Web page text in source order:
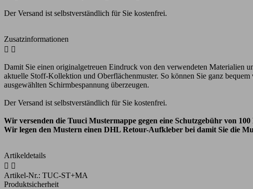
Der Versand ist selbstverständlich für Sie kostenfrei.
Zusatzinformationen
 
Damit Sie einen originalgetreuen Eindruck von den verwendeten Materialien
aktuelle Stoff-Kollektion und Oberflächenmuster. So können Sie ganz
ausgewählten Schirmbespannung überzeugen.
Der Versand ist selbstverständlich für Sie kostenfrei.
Wir versenden die Tuuci Mustermappe gegen eine Schutzgebühr von
Wir legen den Mustern einen DHL Retour-Aufkleber bei damit Sie die
Artikeldetails
 
Artikel-Nr.: TUC-ST+MA
Produktsicherheit